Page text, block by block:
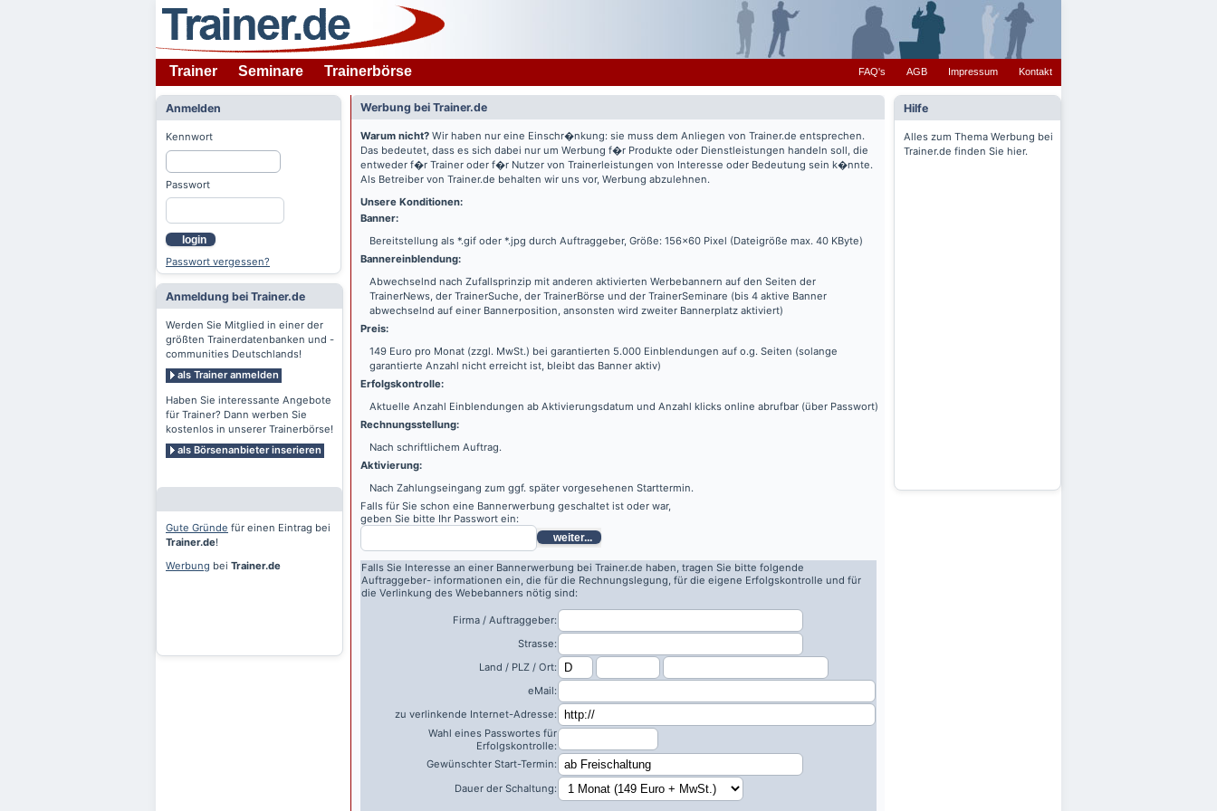
Trainer Seminare Trainerbörse FAQ's AGB Impressum Kontakt
Anmelden
Kennwort
Passwort
login
Passwort vergessen?
Anmeldung bei Trainer.de
Werden Sie Mitglied in einer der
größten Trainerdatenbanken und -
communities Deutschlands!
als Trainer anmelden
Haben Sie interessante Angebote
für Trainer? Dann werben Sie
kostenlos in unserer Trainerbörse!
als Börsenanbieter inserieren
Gute Gründe für einen Eintrag bei
Trainer.de!
Werbung bei Trainer.de
Hilfe
Alles zum Thema Werbung bei
Trainer.de finden Sie hier.
Werbung bei Trainer.de
Warum nicht? Wir haben nur eine Einschr�nkung: sie muss dem Anliegen von Trainer.de entsprechen.
Das bedeutet, dass es sich dabei nur um Werbung f�r Produkte oder Dienstleistungen handeln soll, die
entweder f�r Trainer oder f�r Nutzer von Trainerleistungen von Interesse oder Bedeutung sein k�nnte.
Als Betreiber von Trainer.de behalten wir uns vor, Werbung abzulehnen.
Unsere Konditionen:
Banner:
Bereitstellung als *.gif oder *.jpg durch Auftraggeber, Größe: 156x60 Pixel (Dateigröße max. 40 KByte)
Bannereinblendung:
Abwechselnd nach Zufallsprinzip mit anderen aktivierten Werbebannern auf den Seiten der
TrainerNews, der TrainerSuche, der TrainerBörse und der TrainerSeminare (bis 4 aktive Banner
abwechselnd auf einer Bannerposition, ansonsten wird zweiter Bannerplatz aktiviert)
Preis:
149 Euro pro Monat (zzgl. MwSt.) bei garantierten 5.000 Einblendungen auf o.g. Seiten (solange
garantierte Anzahl nicht erreicht ist, bleibt das Banner aktiv)
Erfolgskontrolle:
Aktuelle Anzahl Einblendungen ab Aktivierungsdatum und Anzahl klicks online abrufbar (über Passwort)
Rechnungsstellung:
Nach schriftlichem Auftrag.
Aktivierung:
Nach Zahlungseingang zum ggf. später vorgesehenen Starttermin.
Falls für Sie schon eine Bannerwerbung geschaltet ist oder war,
geben Sie bitte Ihr Passwort ein:
weiter...
Falls Sie Interesse an einer Bannerwerbung bei Trainer.de haben, tragen Sie bitte folgende
Auftraggeber- informationen ein, die für die Rechnungslegung, für die eigene Erfolgskontrolle und für
die Verlinkung des Webebanners nötig sind:
Firma / Auftraggeber:
Strasse:
Land / PLZ / Ort:
eMail:
zu verlinkende Internet-Adresse:
Wahl eines Passwortes für
Erfolgskontrolle:
Gewünschter Start-Termin:
Dauer der Schaltung: